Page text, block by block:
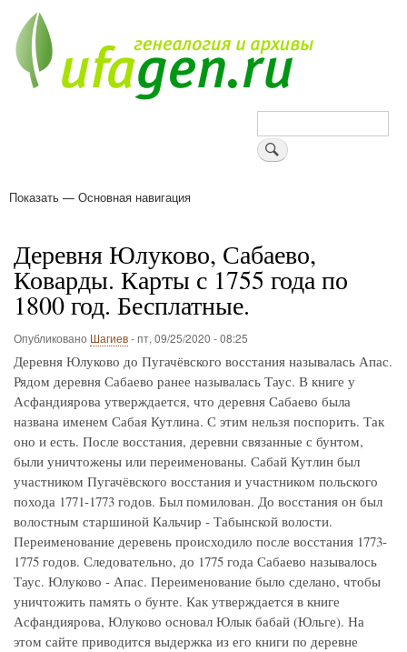
основному
содержанию
Поиск
Основная
Показать — Основная навигация
Деревня Юлуково, Сабаево,
Коварды. Карты с 1755 года по
1800 год. Бесплатные.
Опубликовано Шагиев-пт, 09/25/2020 - 08:25
Деревня Юлуково до Пугачёвского восстания называлась Апас.
Рядом деревня Сабаево ранее называлась Таус. В книге у
Асфандиярова утверждается, что деревня Сабаево была
названа именем Сабая Кутлина. С этим нельзя поспорить. Так
оно и есть. После восстания, деревни связанные с бунтом,
были уничтожены или переименованы. Сабай Кутлин был
участником Пугачёвского восстания и участником польского
похода 1771-1773 годов. Был помилован. До восстания он был
волостным старшиной Кальчир - Табынской волости.
Переименование деревень происходило после восстания 1773-
1775 годов. Следовательно, до 1775 года Сабаево называлось
Таус. Юлуково - Апас. Переименование было сделано, чтобы
уничтожить память о бунте. Как утверждается в книге
Асфандиярова, Юлуково основал Юлык бабай (Юльге). На
этом сайте приводится выдержка из его книги по деревне